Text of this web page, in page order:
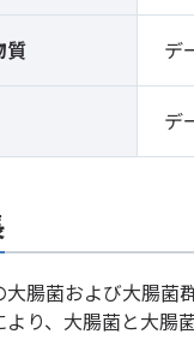
質 デ
デ
腸菌および大腸菌
り、大腸菌と大腸